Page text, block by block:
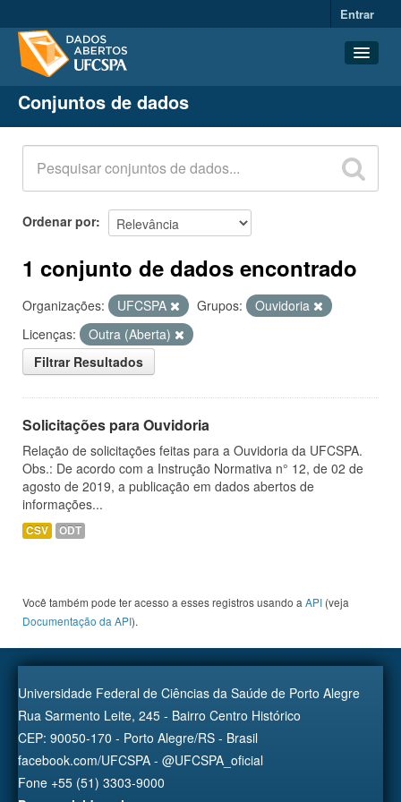
Entrar
Conjuntos de dados
Organizações
Grupos
Sobre
Conjuntos de dados
Ordenar por
1 conjunto de dados encontrado
Organizações: UFCSPA Grupos:
Ouvidoria
Licenças:
Outra (Aberta)
Filtrar Resultados
Solicitações para Ouvidoria
Relação de solicitações feitas para a Ouvidoria da UFCSPA.
Obs.: De acordo com a Instrução Normativa n° 12, de 02 de
agosto de 2019, a publicação em dados abertos de
informações...
CSV ODT
Você também pode ter acesso a esses registros usando a API (veja
Documentação da API).
Universidade Federal de Ciências da Saúde de Porto Alegre
Rua Sarmento Leite, 245 - Bairro Centro Histórico
CEP: 90050-170 - Porto Alegre/RS - Brasil
facebook.com/UFCSPA - @UFCSPA_oficial
Fone +55 (51) 3303-9000